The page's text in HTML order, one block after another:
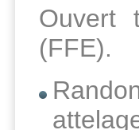
Ouvert
(FFE).